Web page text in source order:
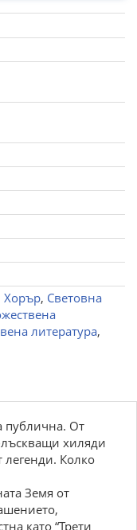
Хорър, Световна
литература,
публична. От
хиляди
легенди. Колко
Земя от
като “Трети